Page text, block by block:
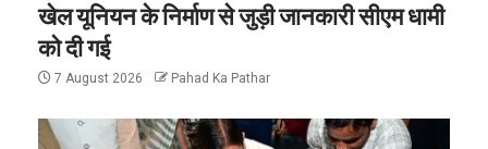
खेल यूनियन के निर्माण से जुड़ी जानकारी सीएम धामी
को दी गई
7 August 2026 Pahad Ka Pathar